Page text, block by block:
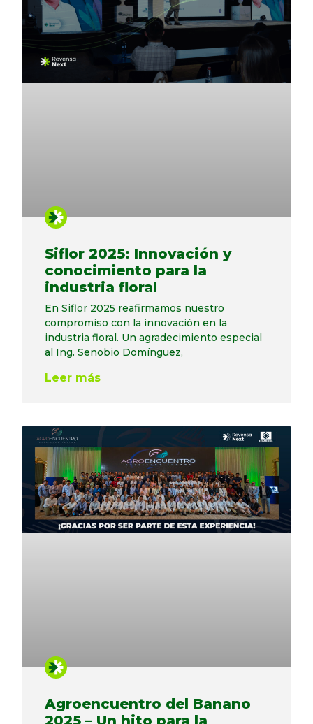
Siflor 2025: Innovación y
conocimiento para la
industria floral
En Siflor 2025 reafirmamos nuestro
compromiso con la innovación en la
industria floral. Un agradecimiento especial
al Ing. Senobio Domínguez,
Leer más
Agroencuentro del Banano
2025 – Un hito para la